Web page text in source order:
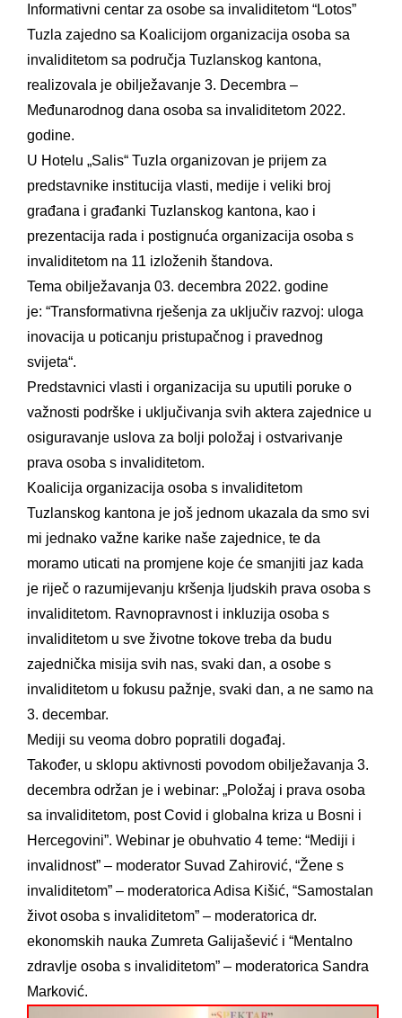
Informativni centar za osobe sa invaliditetom “Lotos”
Tuzla zajedno sa Koalicijom organizacija osoba sa
invaliditetom sa područja Tuzlanskog kantona,
realizovala je obilježavanje 3. Decembra –
Međunarodnog dana osoba sa invaliditetom 2022.
godine.
U Hotelu „Salis“ Tuzla organizovan je prijem za
predstavnike institucija vlasti, medije i veliki broj
građana i građanki Tuzlanskog kantona, kao i
prezentacija rada i postignuća organizacija osoba s
invaliditetom na 11 izloženih štandova.
Tema obilježavanja 03. decembra 2022. godine
je: “Transformativna rješenja za uključiv razvoj: uloga
inovacija u poticanju pristupačnog i pravednog
svijeta“.
Predstavnici vlasti i organizacija su uputili poruke o
važnosti podrške i uključivanja svih aktera zajednice u
osiguravanje uslova za bolji položaj i ostvarivanje
prava osoba s invaliditetom.
Koalicija organizacija osoba s invaliditetom
Tuzlanskog kantona je još jednom ukazala da smo svi
mi jednako važne karike naše zajednice, te da
moramo uticati na promjene koje će smanjiti jaz kada
je riječ o razumijevanju kršenja ljudskih prava osoba s
invaliditetom. Ravnopravnost i inkluzija osoba s
invaliditetom u sve životne tokove treba da budu
zajednička misija svih nas, svaki dan, a osobe s
invaliditetom u fokusu pažnje, svaki dan, a ne samo na
3. decembar.
Mediji su veoma dobro popratili događaj.
Također, u sklopu aktivnosti povodom obilježavanja 3.
decembra održan je i webinar: „Položaj i prava osoba
sa invaliditetom, post Covid i globalna kriza u Bosni i
Hercegovini”. Webinar je obuhvatio 4 teme: “Mediji i
invalidnost” – moderator Suvad Zahirović, “Žene s
invaliditetom” – moderatorica Adisa Kišić, “Samostalan
život osoba s invaliditetom” – moderatorica dr.
ekonomskih nauka Zumreta Galijašević i “Mentalno
zdravlje osoba s invaliditetom” – moderatorica Sandra
Marković.